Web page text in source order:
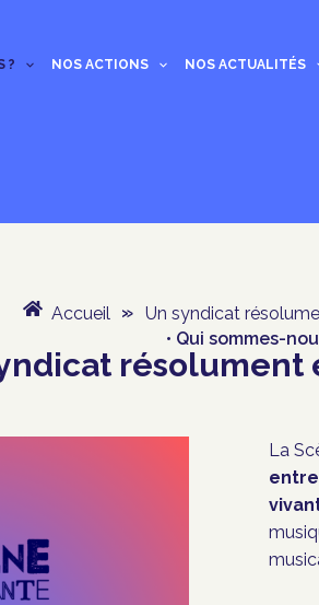
? NOS ACTIONS NOS ACTUALITÉS
Accueil » Un syndicat
• Qui sommes-
résolument
La